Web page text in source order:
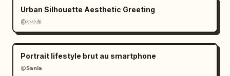
Urban Silhouette Aesthetic Greeting
@小小东
Portrait lifestyle brut au smartphone
@𝗦𝗮𝗻𝗶𝗮